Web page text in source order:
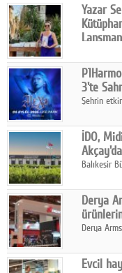
Karikatür
Youtube
Polemik
Reklam
Yazarlar
Künye
SOSYAL MEDYA
Facebook
Twitter
Google Plus
Yazar
Diker'in
3'te
Şehrin
İDO,
Balıkesir
Midilli
Derya
Derya
Fuarı'nda
Evcil